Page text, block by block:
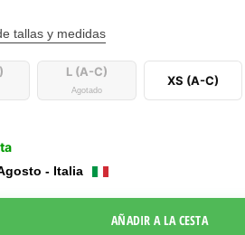
tallas y medidas
L (A-C)
Agotado
XS (A-C)
- Italia
AÑADIR A LA CESTA